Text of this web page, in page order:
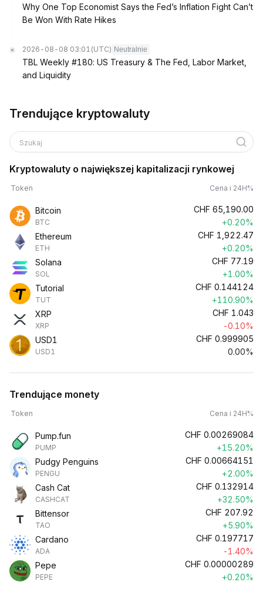
Why One Top Economist Says the Fed’s Inflation Fight Can’t
Be Won With Rate Hikes
2026-08-08 03:01 (UTC) Neutralnie
TBL Weekly #180: US Treasury & The Fed, Labor Market,
and Liquidity
Trendujące kryptowaluty
Szukaj
Kryptowaluty o największej kapitalizacji rynkowej
Token Cena i 24H%
Bitcoin
BTC
CHF 65,190.00
+0.20%
Ethereum
ETH
CHF 1,922.47
+0.20%
Solana
SOL
CHF 77.19
+1.00%
Tutorial
TUT
CHF 0.144124
+110.90%
XRP
XRP
CHF 1.043
-0.10%
USD1
USD1
CHF 0.999905
0.00%
Trendujące monety
Token Cena i 24H%
Pump.fun
PUMP
CHF 0.00269084
+15.20%
Pudgy Penguins
PENGU
CHF 0.00664151
+2.00%
Cash Cat
CASHCAT
CHF 0.132914
+32.50%
Bittensor
TAO
CHF 207.92
+5.90%
Cardano
ADA
CHF 0.197717
-1.40%
Pepe
PEPE
CHF 0.00000289
+0.20%